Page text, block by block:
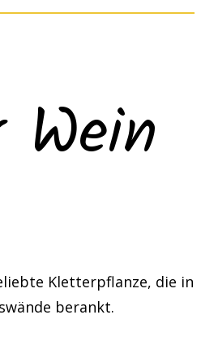
Wein
berankt.